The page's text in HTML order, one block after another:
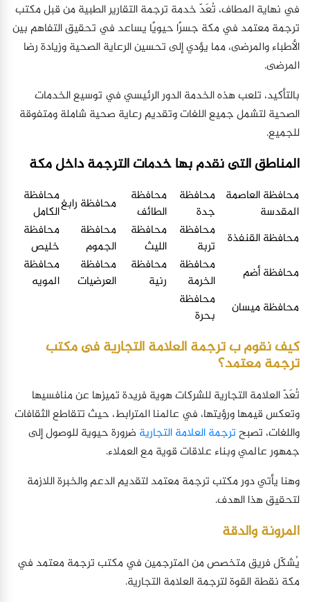
في نهاية المطاف، تُعَدّ خدمة ترجمة التقارير الطبية من قبل مكتب
ترجمة معتمد في مكة جسرًا حيويًا يساعد في تحقيق التفاهم بين
الأطباء والمرضى، مما يؤدي إلى تحسين الرعاية الصحية وزيادة رضا
المرضى.
بالتأكيد، تلعب هذه الخدمة الدور الرئيسي في توسيع الخدمات
الصحية لتشمل جميع اللغات وتقديم رعاية صحية شاملة ومتفوقة
للجميع.
المناطق التى نقدم بها خدمات الترجمة داخل مكة
محافظة العاصمة
المقدسة
محافظة
جدة
محافظة
الطائف
محافظة رابغمحافظة
الكامل
محافظة القنفذة
محافظة
تربة
محافظة
الليث
محافظة
الجموم
محافظة
خليص
محافظة أضم
محافظة
الخرمة
محافظة
رنية
محافظة
العرضيات
محافظة
المويه
محافظة ميسان
محافظة
بحرة
كيف نقوم ب ترجمة العلامة التجارية فى مكتب
ترجمة معتمد؟
تُعَدّ العلامة التجارية للشركات هوية فريدة تميزها عن منافسيها
وتعكس قيمها ورؤيتها، في عالمنا المترابط، حيث تتقاطع الثقافات
واللغات، تصبحترجمة العلامة التجارية ضرورة حيوية للوصول إلى
جمهور عالمي وبناء علاقات قوية مع العملاء.
وهنا يأتي دور مكتب ترجمة معتمد لتقديم الدعم والخبرة اللازمة
لتحقيق هذا الهدف.
المرونة والدقة
يُشكّل فريق متخصص من المترجمين في مكتب ترجمة معتمد في
مكة نقطة القوة لترجمة العلامة التجارية.